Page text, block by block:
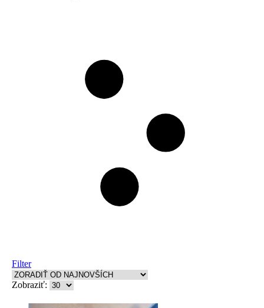
Filter
Zobraziť: